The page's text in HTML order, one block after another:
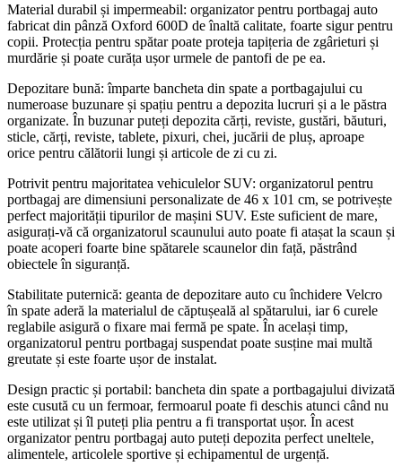
Material durabil și impermeabil: organizator pentru portbagaj auto
fabricat din pânză Oxford 600D de înaltă calitate, foarte sigur pentru
copii. Protecția pentru spătar poate proteja tapițeria de zgârieturi și
murdărie și poate curăța ușor urmele de pantofi de pe ea.
Depozitare bună: împarte bancheta din spate a portbagajului cu
numeroase buzunare și spațiu pentru a depozita lucruri și a le păstra
organizate. În buzunar puteți depozita cărți, reviste, gustări, băuturi,
sticle, cărți, reviste, tablete, pixuri, chei, jucării de pluș, aproape
orice pentru călătorii lungi și articole de zi cu zi.
Potrivit pentru majoritatea vehiculelor SUV: organizatorul pentru
portbagaj are dimensiuni personalizate de 46 x 101 cm, se potrivește
perfect majorității tipurilor de mașini SUV. Este suficient de mare,
asigurați-vă că organizatorul scaunului auto poate fi atașat la scaun și
poate acoperi foarte bine spătarele scaunelor din față, păstrând
obiectele în siguranță.
Stabilitate puternică: geanta de depozitare auto cu închidere Velcro
în spate aderă la materialul de căptușeală al spătarului, iar 6 curele
reglabile asigură o fixare mai fermă pe spate. În același timp,
organizatorul pentru portbagaj suspendat poate susține mai multă
greutate și este foarte ușor de instalat.
Design practic și portabil: bancheta din spate a portbagajului divizată
este cusută cu un fermoar, fermoarul poate fi deschis atunci când nu
este utilizat și îl puteți plia pentru a fi transportat ușor. În acest
organizator pentru portbagaj auto puteți depozita perfect uneltele,
alimentele, articolele sportive și echipamentul de urgență.